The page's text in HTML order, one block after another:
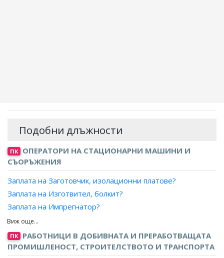
Подобни длъжности
ПК ОПЕРАТОРИ НА СТАЦИОНАРНИ МАШИНИ И
СЪОРЪЖЕНИЯ
Заплата на Заготовчик, изолационни платове?
Заплата на Изготвител, болкит?
Заплата на Импрегнатор?
Заплата на Машинен оператор, биене на каучук?
Заплата на Машинен оператор, вулканизиране на
автомобилни гуми и др.?
Заплата на Машинен оператор, вулканизиране на
ПК РАБОТНИЦИ В ДОБИВНАТА И ПРЕРАБОТВАЩАТА
ПРОМИШЛЕНОСТ, СТРОИТЕЛСТВОТО И ТРАНСПОРТА